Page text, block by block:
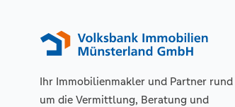
Ihr Immobilienmakler und Partner rund
um die Vermittlung, Beratung und